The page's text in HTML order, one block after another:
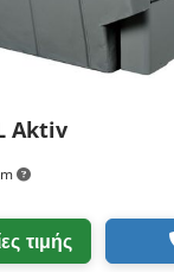
Aktiv
τιμής